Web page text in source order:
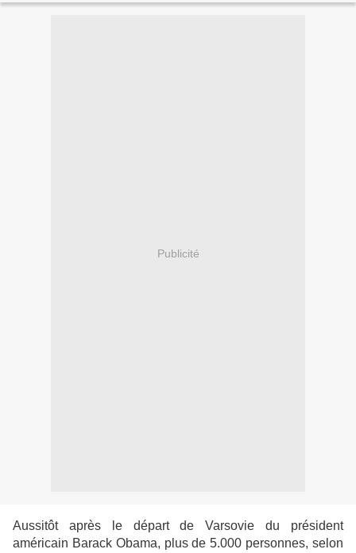
Publicité
Aussitôt après le départ de Varsovie du président
américain Barack Obama, plus de 5.000 personnes, selon